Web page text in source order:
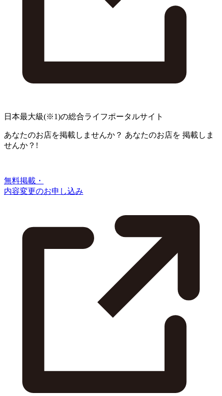
日本最大級(※1)の総合ライフポータルサイト
あなたのお店を掲載しませんか？ あなたのお店を 掲載しま
せんか？!
無料掲載・
内容変更のお申し込み